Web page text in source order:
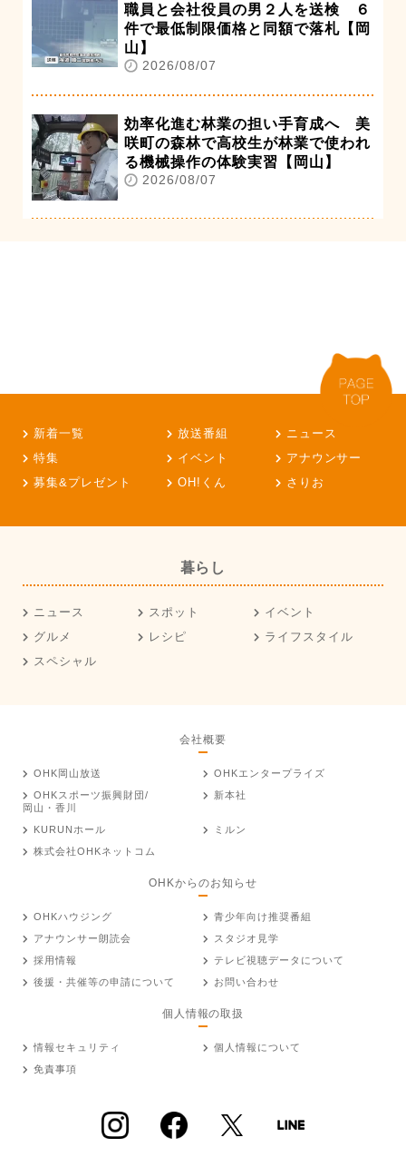
職員と会社役員の男２人を送検 ６
件で最低制限価格と同額で落札【岡
山】
2026/08/07
効率化進む林業の担い手育成へ 美
咲町の森林で高校生が林業で使われ
る機械操作の体験実習【岡山】
2026/08/07
新着一覧 放送番組
ニュース
特集
イベント
アナウンサー
募集&プレゼント
OH!くん さりお
暮らし
ニュース スポット
イベント
グルメ
レシピ
ライフスタイル
スペシャル
会社概要
OHK岡山放送
OHKエンタープライズ
OHKスポーツ振興財団/
岡山・香川
新本社
KURUNホール
ミルン
株式会社OHKネットコム
OHKからのお知らせ
OHKハウジング
青少年向け推奨番組
アナウンサー朗読会
スタジオ見学
採用情報
テレビ視聴データについて
後援・共催等の申請について
お問い合わせ
個人情報の取扱
情報セキュリティ
個人情報について
免責事項